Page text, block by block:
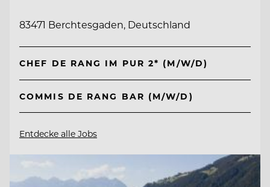
83471 Berchtesgaden, Deutschland
CHEF DE RANG IM PUR 2* (M/W/D)
COMMIS DE RANG BAR (M/W/D)
Entdecke alle Jobs